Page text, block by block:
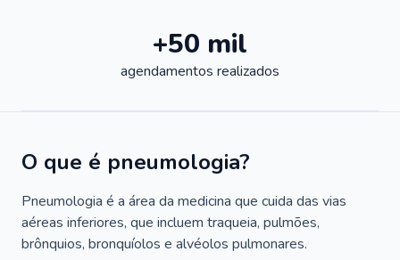
+50 mil
agendamentos realizados
O que é pneumologia?
Pneumologia é a área da medicina que cuida das vias
aéreas inferiores, que incluem traqueia, pulmões,
brônquios, bronquíolos e alvéolos pulmonares.